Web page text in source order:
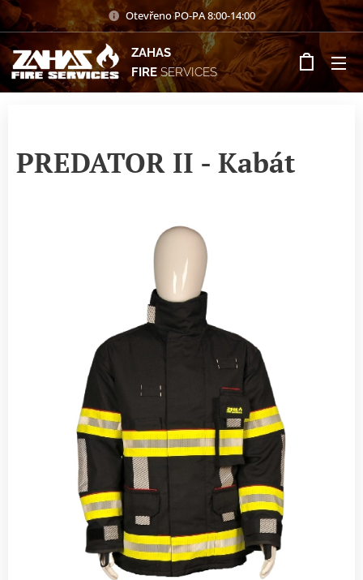
Otevřeno PO-PA 8:00-14:00
ZAHAS
FIRE SERVICES
PREDATOR II - Kabát